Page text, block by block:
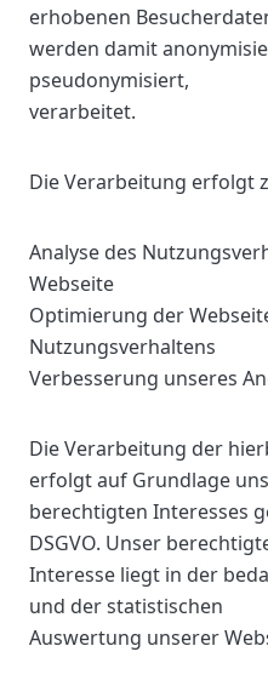
erhobenen
werden damit
pseudonymisiert,
verarbeitet.
Die Verarbeitung erfolgt
Analyse des
Webseite
Optimierung der
Nutzungsverhaltens
Verbesserung unseres
Die Verarbeitung der
erfolgt auf Grundlage
berechtigten Interesses
DSGVO. Unser
Interesse liegt in der
und der statistischen
Auswertung unserer